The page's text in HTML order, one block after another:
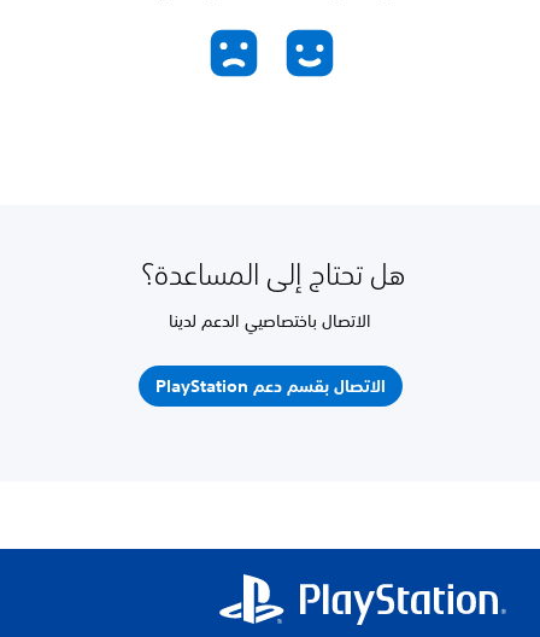
هل تحتاج إلى المساعدة؟
الاتصال باختصاصيي الدعم لدينا
الاتصال بقسم دعم PlayStation